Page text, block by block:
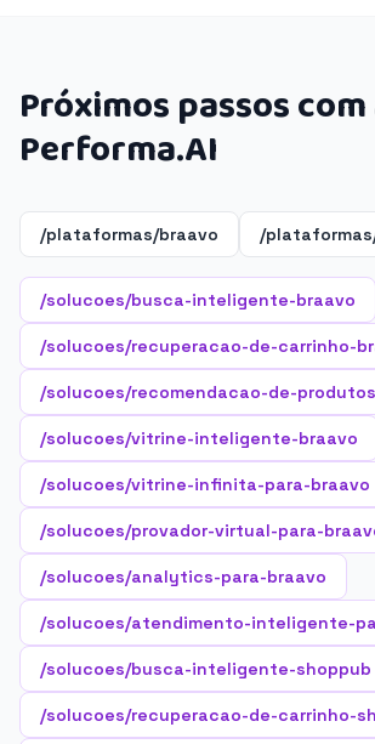
Próximos passos com
Performa.AI
/plataformas/braavo /
/solucoes/busca-inteligente-braavo
/solucoes/recuperacao-de-carrinho-
/solucoes/recomendacao-de-
/solucoes/vitrine-inteligente-braavo
/solucoes/vitrine-infinita-para-braavo
/solucoes/provador-virtual-para-
/solucoes/analytics-para-braavo
/solucoes/atendimento-inteligente-
/solucoes/busca-inteligente-shoppub
/solucoes/recuperacao-de-carrinho-